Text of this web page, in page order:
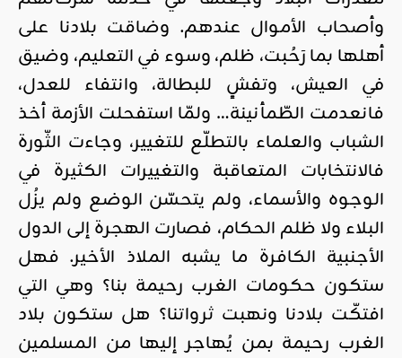
وأصحاب الأموال عندهم. وضاقت بلادنا على
أهلها بما رَحُبت، ظلم، وسوء في التعليم، وضيق
في العيش، وتفشٍ للبطالة، وانتفاء للعدل،
فانعدمت الطّمأنينة… ولمّا استفحلت الأزمة أخذ
الشباب والعلماء بالتطلّع للتغيير، وجاءت الثّورة
فالانتخابات المتعاقبة والتغييرات الكثيرة في
الوجوه والأسماء، ولم يتحسّن الوضع ولم يزُل
البلاء ولا ظلم الحكام، فصارت الهجرة إلى الدول
الأجنبية الكافرة ما يشبه الملاذ الأخير. فهل
ستكون حكومات الغرب رحيمة بنا؟ وهي التي
افتكّت بلادنا ونهبت ثرواتنا؟ هل ستكون بلاد
الغرب رحيمة بمن يُهاجر إليها من المسلمين